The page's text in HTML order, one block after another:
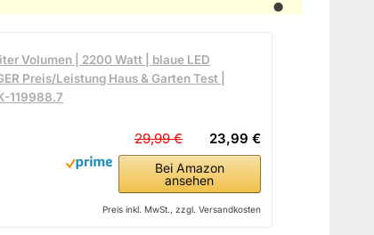
Volumen | 2200 Watt | blaue LED
Preis/Leistung Haus & Garten Test |
119988.7
23,99 €
29,99 €
Bei Amazon
ansehen
Preis inkl. MwSt., zzgl. Versandkosten